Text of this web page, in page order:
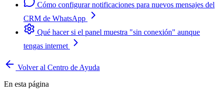
Cómo configurar notificaciones para nuevos mensajes del
CRM de WhatsApp
Qué hacer si el panel muestra "sin conexión" aunque
tengas internet
Volver al Centro de Ayuda
En esta página